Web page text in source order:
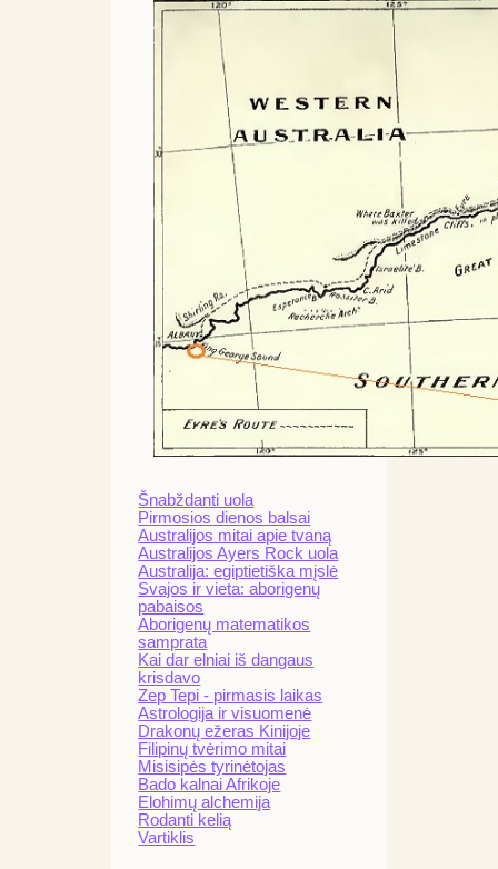
Šnabždanti uola
Pirmosios dienos balsai
Australijos mitai apie tvaną
Australijos Ayers Rock uola
Australija: egiptietiška mįslė
Svajos ir vieta: aborigenų
pabaisos
Aborigenų matematikos
samprata
Kai dar elniai iš dangaus
krisdavo
Zep Tepi - pirmasis laikas
Astrologija ir visuomenė
Drakonų ežeras Kinijoje
Filipinų tvėrimo mitai
Misisipės tyrinėtojas
Bado kalnai Afrikoje
Elohimų alchemija
Rodanti kelią
Vartiklis